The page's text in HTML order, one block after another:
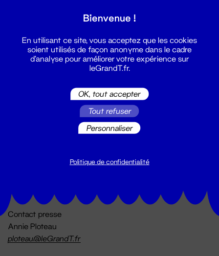
billetterie@leGrandT.fr
Du lundi au vendredi 14h → 18h
Contact presse
Annie Ploteau
ploteau@leGrandT.fr
Bienvenue !
En utilisant ce site, vous acceptez que les cookies
soient utilisés de façon anonyme dans le cadre
d'analyse pour améliorer votre expérience sur
leGrandT.fr.
OK, tout accepter
Tout refuser
Personnaliser
Politique de confidentialité